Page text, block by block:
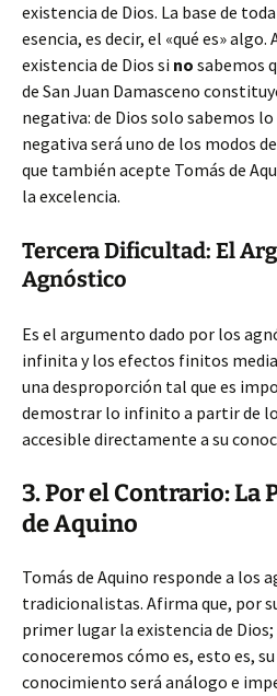
existencia de Dios. La base de
esencia, es decir, el «qué es»
existencia de Dios si no sabemos
de San Juan Damasceno
negativa: de Dios solo sabemos lo
negativa será uno de los modos
que también acepte Tomás de
la excelencia.
Tercera Dificultad: El
Agnóstico
Es el argumento dado por los
infinita y los efectos finitos
una desproporción tal que es
demostrar lo infinito a partir de
accesible directamente a su
3. Por el Contrario: La
de Aquino
Tomás de Aquino responde a los
tradicionalistas. Afirma que, por
primer lugar la existencia de
conoceremos cómo es, esto es,
conocimiento será análogo e